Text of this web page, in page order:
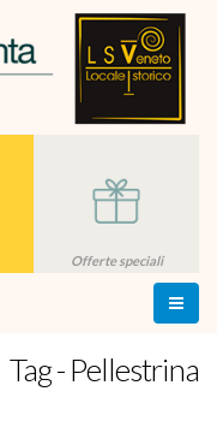
Offerte speciali
Tag - Pellestrina